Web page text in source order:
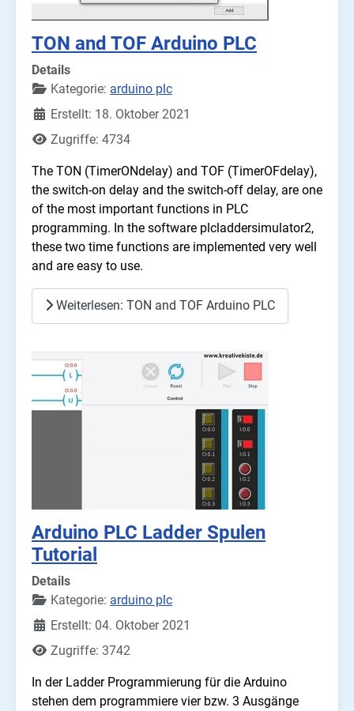
TON and TOF Arduino PLC
Details
Kategorie: arduino plc
Erstellt: 18. Oktober 2021
Zugriffe: 4734
The TON (TimerONdelay) and TOF (TimerOFdelay),
the switch-on delay and the switch-off delay, are one
of the most important functions in PLC
programming. In the software plcladdersimulator2,
these two time functions are implemented very well
and are easy to use.
Weiterlesen: TON and TOF Arduino PLC
Arduino PLC Ladder Spulen
Tutorial
Details
Kategorie: arduino plc
Erstellt: 04. Oktober 2021
Zugriffe: 3742
In der Ladder Programmierung für die Arduino
stehen dem programmiere vier bzw. 3 Ausgänge